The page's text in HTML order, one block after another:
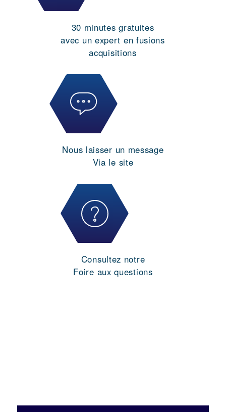
30 minutes gratuites
avec un expert en fusions
acquisitions
Nous laisser un message
Via le site
Consultez notre
Foire aux questions